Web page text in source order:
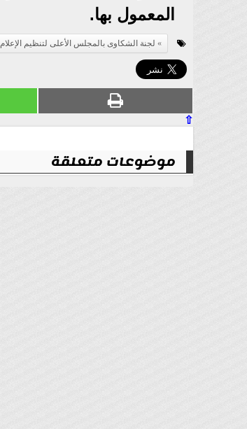
المعمول بها.
لجنة الشكاوى بالمجلس الأعلى لتنظيم الإعلام
⇧
موضوعات متعلقة